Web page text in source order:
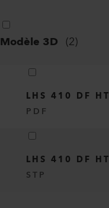
Modèle 3D (2)
LHS 410 DF HT
PDF
LHS 410 DF HT
STP